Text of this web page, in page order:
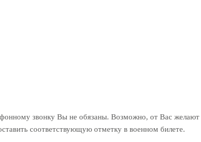
звонку Вы не обязаны. Возможно, от Вас
соответствующую отметку в военном билете.